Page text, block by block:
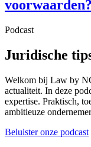
voorwaarden?
Podcast
Juridische
Welkom bij Law by
actualiteit. In deze
expertise. Praktisch,
ambitieuze
Beluister onze podcast